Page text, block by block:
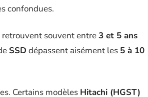
confondues.
retrouvent souvent entre3 et 5 ans
SSD dépassent aisément les 5 à 10
Certains modèles Hitachi (HGST)